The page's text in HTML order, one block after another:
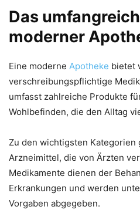
Das
moderner
Eine moderne Apotheke bietet
verschreibungspflichtige
umfasst zahlreiche Produkte
Wohlbefinden, die den Alltag
Zu den wichtigsten
Arzneimittel, die von Ärzten
Medikamente dienen der
Erkrankungen und werden
Vorgaben abgegeben.